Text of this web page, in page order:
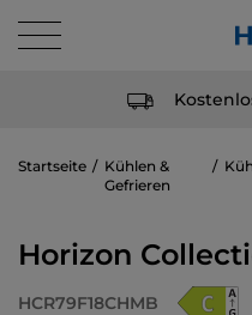
Startseite
Kühlen &
Gefrieren
Horizon
HCR79F18CHMB